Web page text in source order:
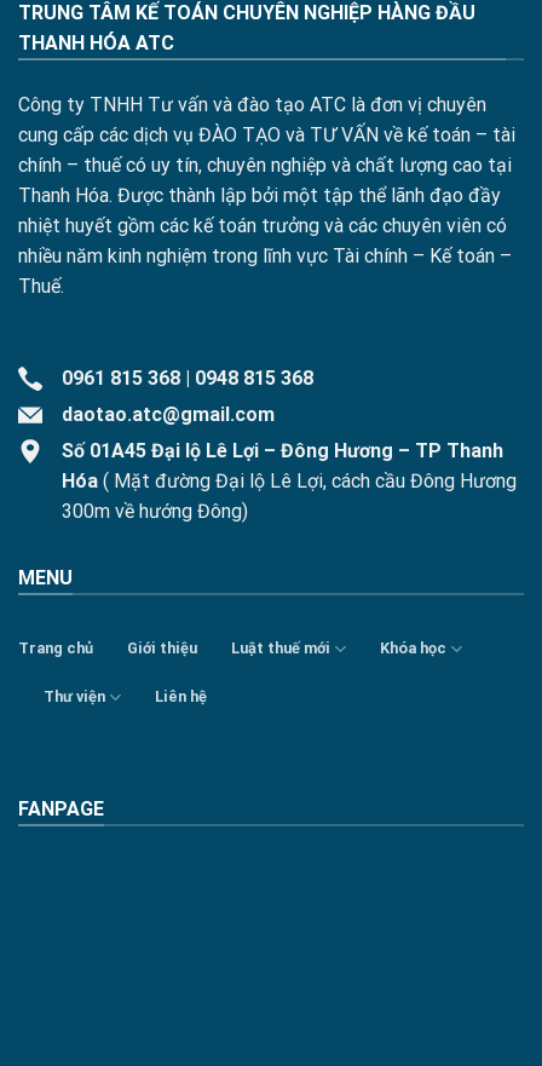
TRUNG TÂM KẾ TOÁN CHUYÊN NGHIỆP HÀNG ĐẦU
THANH HÓA ATC
Công ty TNHH Tư vấn và đào tạo ATC là đơn vị chuyên
cung cấp các dịch vụ ĐÀO TẠO và TƯ VẤN về kế toán – tài
chính – thuế có uy tín, chuyên nghiệp và chất lượng cao tại
Thanh Hóa. Được thành lập bởi một tập thể lãnh đạo đầy
nhiệt huyết gồm các kế toán trưởng và các chuyên viên có
nhiều năm kinh nghiệm trong lĩnh vực Tài chính – Kế toán –
Thuế.
0961 815 368 | 0948 815 368
daotao.atc@gmail.com
Số 01A45 Đại lộ Lê Lợi – Đông Hương – TP Thanh
Hóa ( Mặt đường Đại lộ Lê Lợi, cách cầu Đông Hương
300m về hướng Đông)
MENU
Trang chủ Giới thiệu Luật thuế mới Khóa học
Thư viện Liên hệ
FANPAGE